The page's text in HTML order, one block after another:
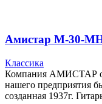
Амистар M-30-
Классика
Компания АМИСТАР
нашего предприятия
созданная 1937г.